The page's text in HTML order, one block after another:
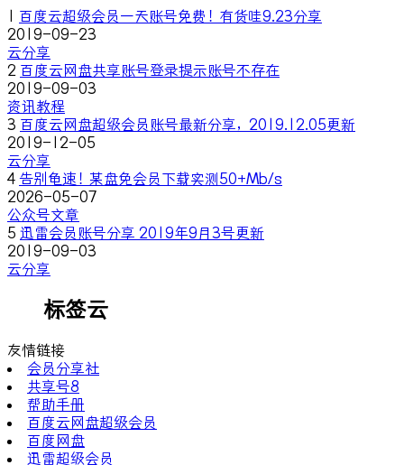
百度云超级会员一天账号免费！有货哇9.23分享
2019-09-23
云分享
2 百度云网盘共享账号登录提示账号不存在
2019-09-03
资讯教程
3 百度云网盘超级会员账号最新分享，2019.12.05更新
2019-12-05
云分享
4 告别龟速！某盘免会员下载实测50+Mb/s
2026-05-07
公众号文章
5 迅雷会员账号分享 2019年9月3号更新
2019-09-03
云分享
标签云
友情链接
会员分享社
共享号8
帮助手册
百度云网盘超级会员
百度网盘
迅雷超级会员